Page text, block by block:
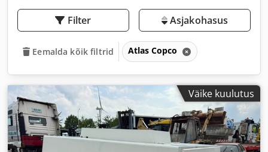
Filter Asjakohasus
Eemalda kõik filtrid Atlas Copco
Väike kuulutus